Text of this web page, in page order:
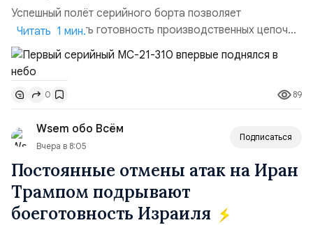
Успешный полёт серийного борта позволяет
констатировать готовность производственных цепочек
для серийного выпуска машин этого типа, в частности,
первой партии из 18 самолётов. Также завод уже
может приступить к выполнению новых заказов,
утверждённых Правительством России. Параллельно
идет процесс сертификации воздушного судна. На
данный момент МС-2...
Читать 1 мин.
0 89
Wsem обо Всём
Вчера в 8:05
Подписаться
Постоянные отмены атак на Иран
Трампом подрывают
боеготовность Израиля